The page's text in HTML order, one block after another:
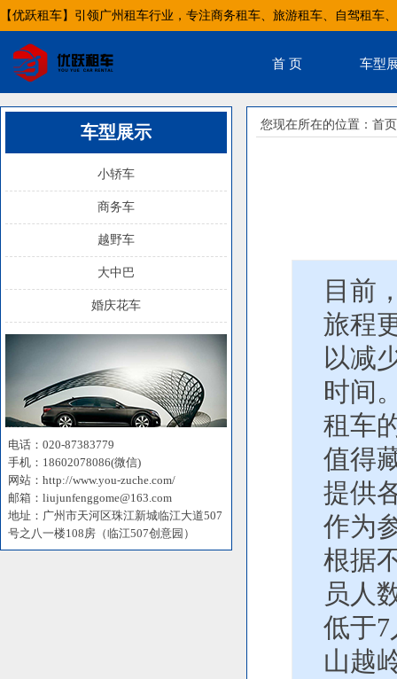
【优跃租车】引领广州租车行业，专注商务租车、旅游租车、自驾租车
首 页 车型
车型展示
小轿车
商务车
越野车
大中巴
婚庆花车
电话：020-87383779
手机：18602078086(微信)
网站：http://www.you-zuche.com/
邮箱：liujunfenggome@163.com
地址：广州市天河区珠江新城临江大道507
号之八一楼108房（临江507创意园）
您现在所在的位置： 首页
目前
旅程
以减
时间
租车
值得
提供
作为
根据
员人
低于
山越